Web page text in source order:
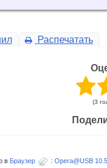
Распечатать
(3
в Браузер : Opera@USB